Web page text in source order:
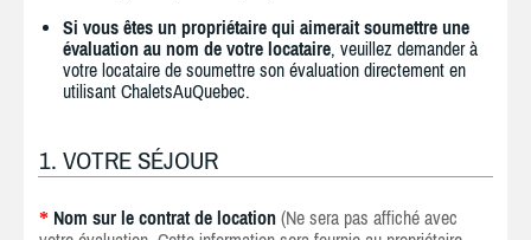
Si vous êtes un propriétaire qui aimerait soumettre une
évaluation au nom de votre locataire, veuillez demander à
votre locataire de soumettre son évaluation directement en
utilisant ChaletsAuQuebec.
1. VOTRE SÉJOUR
* Nom sur le contrat de location (Ne sera pas affiché avec